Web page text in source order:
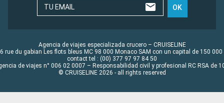
TU EMAIL OK
Agencia de viajes especializada crucero – CRUISELINE
rue du gabian Les flots bleus MC 98 000 Monaco SAM con un capital de 150 000
contact tel : (00) 377 97 97 84 50
de viajes n° 006 02 0007 – Responsabilidad civil y profesional RC RSA de
© CRUISELINE 2026 - all rights reserved